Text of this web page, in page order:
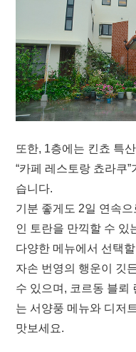
또한, 1층에는 킨쵸 특
“카페 레스토랑 쵸라쿠
습니다.
기분 좋게도 2일 연속
인 토란을 만끽할 수 있
다양한 메뉴에서 선택
자손 번영의 행운이 깃
수 있으며, 코르동 블뢰
는 서양풍 메뉴와 디저
맛보세요.